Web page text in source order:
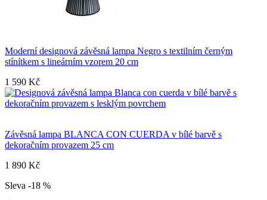
Moderní designová závěsná lampa Negro s textilním černým
stínítkem s lineárním vzorem 20 cm
1 590 Kč
Závěsná lampa BLANCA CON CUERDA v bílé barvě s
dekoračním provazem 25 cm
1 890 Kč
Sleva -18 %